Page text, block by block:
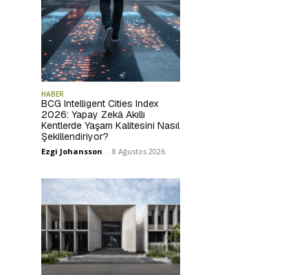
HABER
BCG Intelligent Cities Index
2026: Yapay Zekâ Akıllı
Kentlerde Yaşam Kalitesini Nasıl
Şekillendiriyor?
Ezgi Johansson - 8 Ağustos 2026